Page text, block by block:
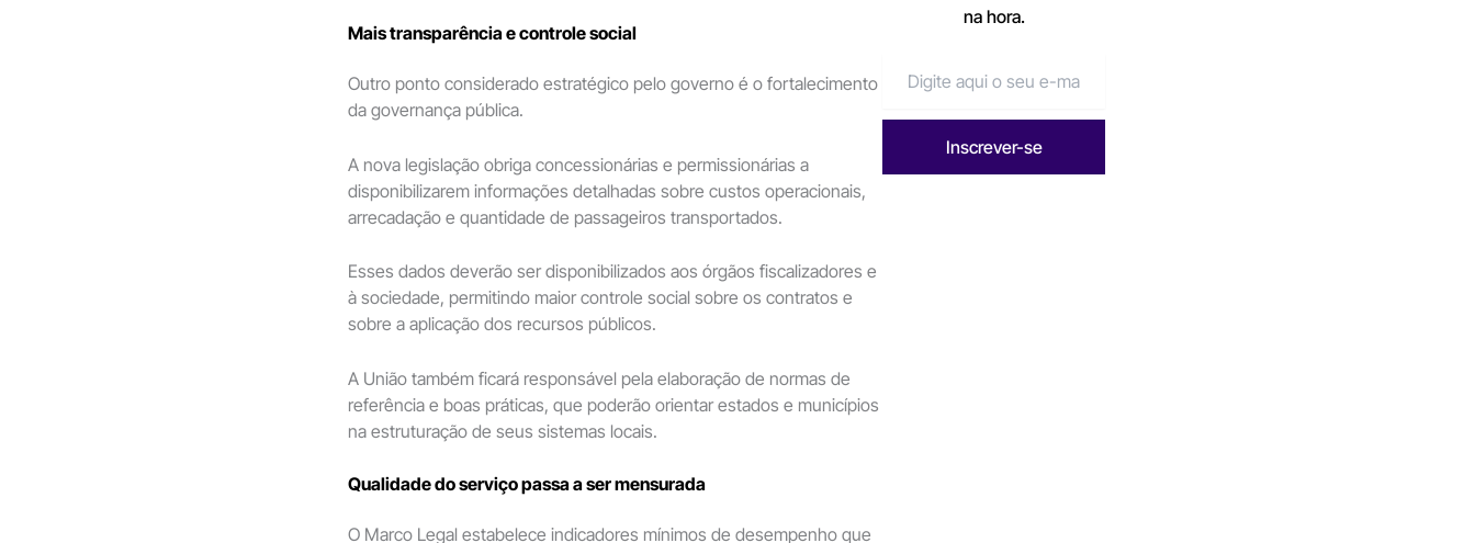
Mais transparência e controle social
Outro ponto considerado estratégico pelo governo é o fortalecimento
da governança pública.
A nova legislação obriga concessionárias e permissionárias a
disponibilizarem informações detalhadas sobre custos operacionais,
arrecadação e quantidade de passageiros transportados.
Esses dados deverão ser disponibilizados aos órgãos fiscalizadores e
à sociedade, permitindo maior controle social sobre os contratos e
sobre a aplicação dos recursos públicos.
A União também ficará responsável pela elaboração de normas de
referência e boas práticas, que poderão orientar estados e municípios
na estruturação de seus sistemas locais.
Qualidade do serviço passa a ser mensurada
O Marco Legal estabelece indicadores mínimos de desempenho que
na hora.
Inscrever-se